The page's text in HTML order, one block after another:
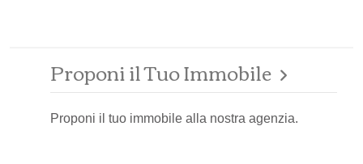
Proponi il Tuo Immobile
Proponi il tuo immobile alla nostra agenzia.